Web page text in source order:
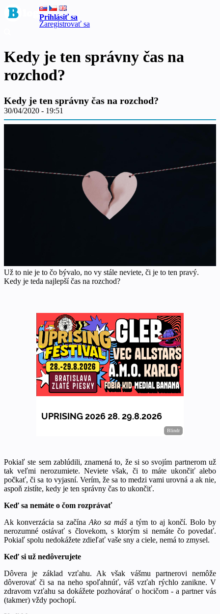
Prihlásiť sa
Zaregistrovať sa
Kedy je ten správny čas na
rozchod?
Kedy je ten správny čas na rozchod?
30/04/2020 - 19:51
Už to nie je to čo bývalo, no vy stále neviete, či je to ten pravý.
Kedy je teda najlepší čas na rozchod?
Pokiaľ ste sem zablúdili, znamená to, že si so svojím partnerom už
tak veľmi nerozumiete. Neviete však, či to máte ukončiť alebo
počkať, či sa to vyjasní. Verím, že sa to medzi vami urovná a ak nie,
aspoň zistíte, kedy je ten správny čas to ukončiť.
Keď sa nemáte o čom rozprávať
Ak konverzácia sa začína Ako sa máš a tým to aj končí. Bolo by
nerozumné ostávať s človekom, s ktorým si nemáte čo povedať.
Pokiaľ spolu nedokážete zdieľať vaše sny a ciele, nemá to zmysel.
Keď si už nedôverujete
Dôvera je základ vzťahu. Ak však vášmu partnerovi nemôže
dôverovať či sa na neho spoľahnúť, váš vzťah rýchlo zanikne. V
zdravom vzťahu sa dokážete pozhovárať o hocičom - a partner vás
(takmer) vždy pochopí.